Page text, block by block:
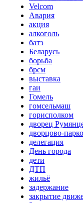
Velcom
Авария
акция
алкоголь
батэ
Беларусь
борьба
брсм
выставка
гаи
Гомель
гомсельмаш
горисполком
дворец
дворцово-
делегация
День города
дети
ДТП
жильё
задержание
закрытие